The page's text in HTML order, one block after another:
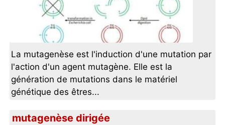
La mutagenèse est l'induction d'une mutation par
l'action d'un agent mutagène. Elle est la
génération de mutations dans le matériel
génétique des êtres...
mutagenèse dirigée